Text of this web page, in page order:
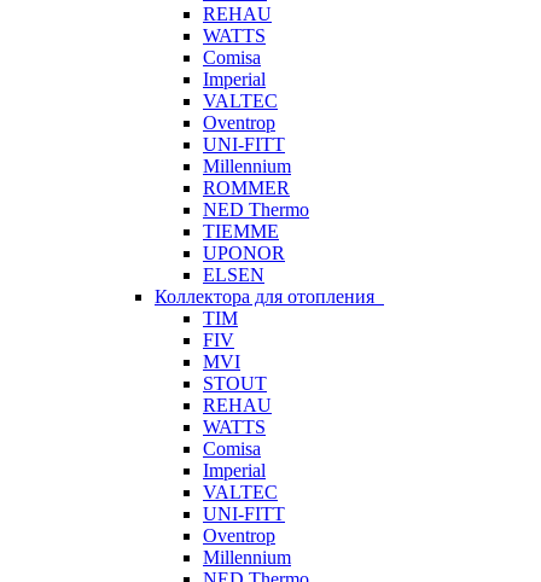
REHAU
WATTS
Comisa
Imperial
VALTEC
Oventrop
UNI-FITT
Millennium
ROMMER
NED Thermo
TIEMME
UPONOR
ELSEN
Коллектора для отопления
TIM
FIV
MVI
STOUT
REHAU
WATTS
Comisa
Imperial
VALTEC
UNI-FITT
Oventrop
Millennium